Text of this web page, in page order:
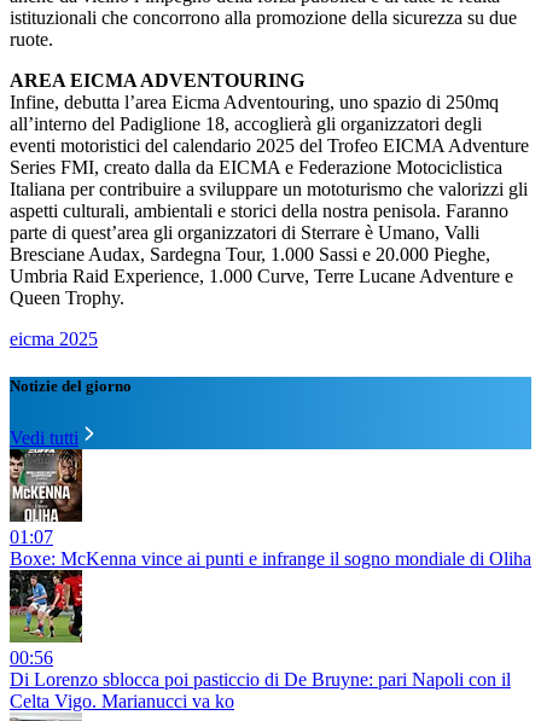
istituzionali che concorrono alla promozione della sicurezza su due
ruote.
AREA EICMA ADVENTOURING
Infine, debutta l’area Eicma Adventouring, uno spazio di 250mq
all’interno del Padiglione 18, accoglierà gli organizzatori degli
eventi motoristici del calendario 2025 del Trofeo EICMA Adventure
Series FMI, creato dalla da EICMA e Federazione Motociclistica
Italiana per contribuire a sviluppare un mototurismo che valorizzi gli
aspetti culturali, ambientali e storici della nostra penisola. Faranno
parte di quest’area gli organizzatori di Sterrare è Umano, Valli
Bresciane Audax, Sardegna Tour, 1.000 Sassi e 20.000 Pieghe,
Umbria Raid Experience, 1.000 Curve, Terre Lucane Adventure e
Queen Trophy.
eicma 2025
Notizie del giorno
Vedi tutti
01:07
Boxe: McKenna vince ai punti e infrange il sogno mondiale di Oliha
00:56
Di Lorenzo sblocca poi pasticcio di De Bruyne: pari Napoli con il
Celta Vigo. Marianucci va ko